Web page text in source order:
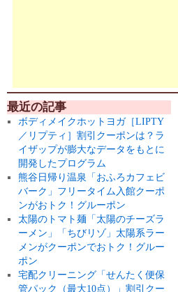
最近の記事
ボディメイクホットヨガ［LIPTY
／リプティ］割引クーポンは？ラ
イザップが膨大なデータをもとに
開発したプログラム
熊谷日帰り温泉「おふろカフェビ
バーク」フリータイム入館クーポ
ンがおトク！グルーポン
太陽のトマト麺「太陽のチーズラ
ーメン」「ちびリゾ」太陽系ラー
メンがクーポンでおトク！グルー
ポン
宅配クリーニング「せんたく便保
管パック（最大10点）」割引クー